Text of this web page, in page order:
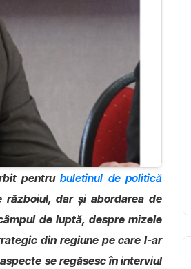
pentrubuletinul de politică
războiul, dar și abordarea de
de luptă, despre mizele
din regiune pe care l-ar
se regăsesc în interviul